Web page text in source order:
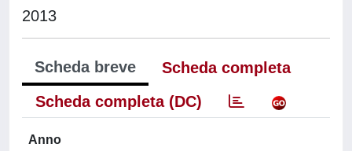
2013
Scheda breve
Scheda completa
Scheda completa (DC)
Anno